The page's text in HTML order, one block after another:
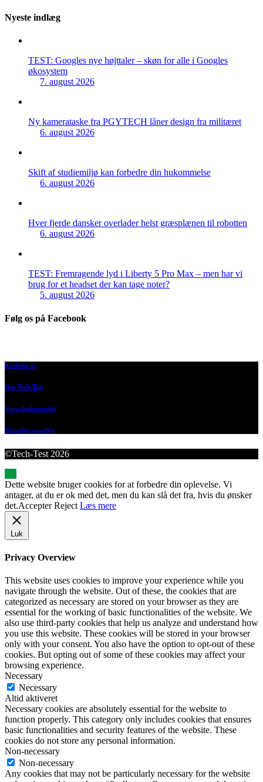
Nyeste indlæg
TEST: Googles nye højttaler – skøn for alle i Googles
økosystem
7. august 2026
Ny kamerataske fra PGYTECH låner design fra militæret
6. august 2026
Skift af studiemiljø kan forbedre din hukommelse
6. august 2026
Hver fjerde dansker overlader helst græsplænen til robotten
6. august 2026
TEST: Fremragende lyd i Liberty 5 Pro Max – men har vi
brug for et headset der kan tage noter?
5. august 2026
Følg os på Facebook
Kontakt os
Om Tech-Test
Vores bedømmelse
Nyhedsbrevsarkiv
©Tech-Test 2026
Dette website bruger cookies for at forbedre din oplevelse. Vi
antager, at du er ok med det, men du kan slå det fra, hvis du ønsker
det.Accepter Reject Læs mere
Luk
Privacy Overview
This website uses cookies to improve your experience while you
navigate through the website. Out of these, the cookies that are
categorized as necessary are stored on your browser as they are
essential for the working of basic functionalities of the website. We
also use third-party cookies that help us analyze and understand how
you use this website. These cookies will be stored in your browser
only with your consent. You also have the option to opt-out of these
cookies. But opting out of some of these cookies may affect your
browsing experience.
Necessary
Necessary
Altid aktiveret
Necessary cookies are absolutely essential for the website to
function properly. This category only includes cookies that ensures
basic functionalities and security features of the website. These
cookies do not store any personal information.
Non-necessary
Non-necessary
Any cookies that may not be particularly necessary for the website